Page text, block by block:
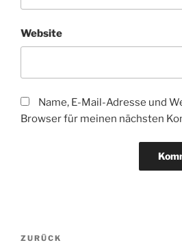
Website
Name, E-Mail-Adresse und
Browser für meinen nächsten
Beitragsnavigation
Vorheriger
ZURÜCK